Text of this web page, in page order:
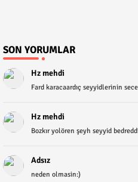
SON YORUMLAR
Hz mehdi
Fard karacaardıç seyyidlerinin
Hz mehdi
Bozkır yolören şeyh seyyid
Adsız
neden olmasin:)